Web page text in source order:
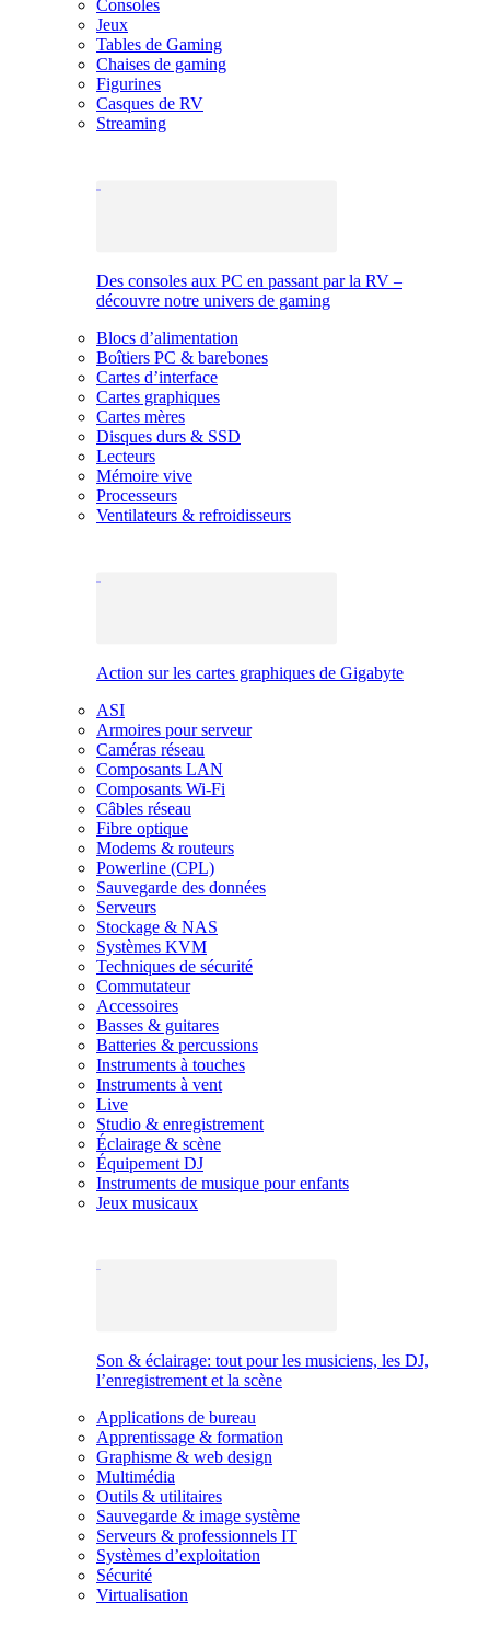
Consoles
Jeux
Tables de Gaming
Chaises de gaming
Figurines
Casques de RV
Streaming
Des consoles aux PC en passant par la RV –
découvre notre univers de gaming
Blocs d’alimentation
Boîtiers PC & barebones
Cartes d’interface
Cartes graphiques
Cartes mères
Disques durs & SSD
Lecteurs
Mémoire vive
Processeurs
Ventilateurs & refroidisseurs
Action sur les cartes graphiques de Gigabyte
ASI
Armoires pour serveur
Caméras réseau
Composants LAN
Composants Wi-Fi
Câbles réseau
Fibre optique
Modems & routeurs
Powerline (CPL)
Sauvegarde des données
Serveurs
Stockage & NAS
Systèmes KVM
Techniques de sécurité
Commutateur
Accessoires
Basses & guitares
Batteries & percussions
Instruments à touches
Instruments à vent
Live
Studio & enregistrement
Éclairage & scène
Équipement DJ
Instruments de musique pour enfants
Jeux musicaux
Son & éclairage: tout pour les musiciens, les DJ,
l’enregistrement et la scène
Applications de bureau
Apprentissage & formation
Graphisme & web design
Multimédia
Outils & utilitaires
Sauvegarde & image système
Serveurs & professionnels IT
Systèmes d’exploitation
Sécurité
Virtualisation